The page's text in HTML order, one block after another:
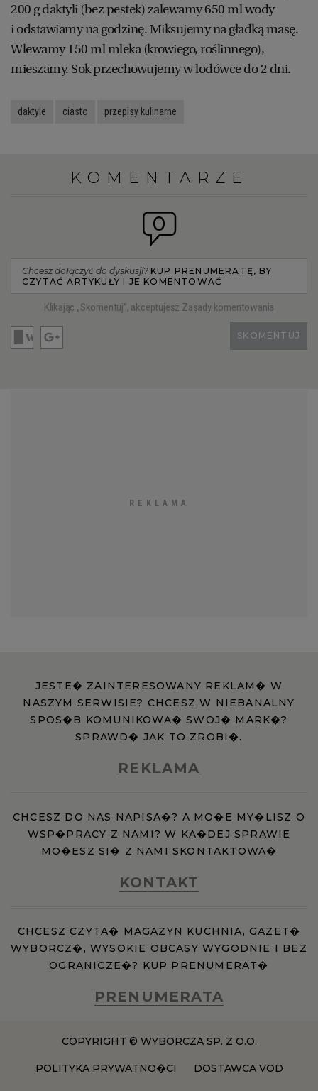
TRÓJMIASTO
WAŁBRZYCH
WARSZAWA
ZIELONA GÓRA
200 g daktyli (bez pestek) zalewamy 650 ml wody
i odstawiamy na godzinę. Miksujemy na gładką masę.
Wlewamy 150 ml mleka (krowiego, roślinnego),
mieszamy. Sok przechowujemy w lodówce do 2 dni.
daktyle ciasto przepisy kulinarne
KOMENTARZE
0
Chcesz dołączyć do dyskusji? KUP PRENUMERATĘ, BY
CZYTAĆ ARTYKUŁY I JE KOMENTOWAĆ
Klikając „Skomentuj”, akceptujesz Zasady komentowania
SKOMENTUJ
JESTE� ZAINTERESOWANY REKLAM� W
NASZYM SERWISIE? CHCESZ W NIEBANALNY
SPOS�B KOMUNIKOWA� SWOJ� MARK�?
SPRAWD� JAK TO ZROBI�.
REKLAMA
CHCESZ DO NAS NAPISA�? A MO�E MY�LISZ O
WSP�PRACY Z NAMI? W KA�DEJ SPRAWIE
MO�ESZ SI� Z NAMI SKONTAKTOWA�
KONTAKT
CHCESZ CZYTA� MAGAZYN KUCHNIA, GAZET�
WYBORCZ�, WYSOKIE OBCASY WYGODNIE I BEZ
OGRANICZE�? KUP PRENUMERAT�
PRENUMERATA
COPYRIGHT © WYBORCZA SP. Z O.O.
POLITYKA PRYWATNO�CI DOSTAWCA VOD